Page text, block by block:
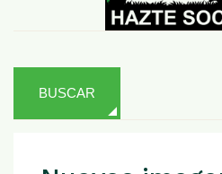
BUSCAR